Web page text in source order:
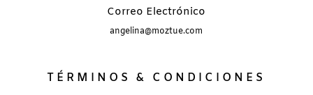
Correo Electrónico
angelina@moztue.com
TÉRMINOS & CONDICIONES